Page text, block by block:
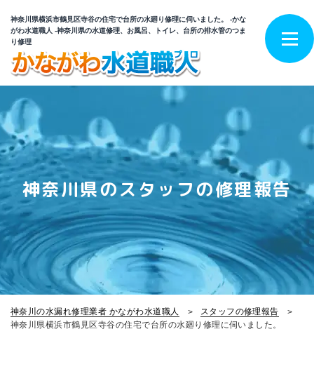
神奈川県横浜市鶴見区寺谷の住宅で台所の水廻り修理に伺いました。 -かな
がわ水道職人 -神奈川県の水道修理、お風呂、トイレ、台所の排水管のつま
り修理
神奈川県のスタッフの修理報告
神奈川の水漏れ修理業者 かながわ水道職人
スタッフの修理報告
神奈川県横浜市鶴見区寺谷の住宅で台所の水廻り修理に伺いました。